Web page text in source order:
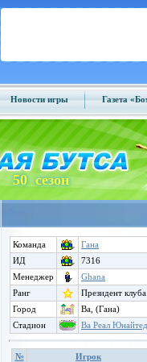
Новости игры Газета
50 сезон
Команда
Гана
ИД
7316
Менеджер
Ghana
Ранг
Президент клуба
Город
Ва, (Гана)
Стадион
Ва Реал Юнайтед
№
Игрок